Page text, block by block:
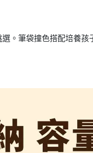
。筆袋撞色搭配培養孩